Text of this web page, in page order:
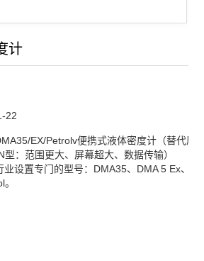
计
22
EX/Petrolv便携式液体密度计（替代原
型：范围更大、屏幕超大、数据传输）
业设置专门的型号：DMA35、DMA 5 Ex、